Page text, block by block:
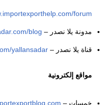
forum
مدونة يلا نصدر – blog
قناة يلا نصدر – yallansadar
مواقع إلكترونية
خمسات –